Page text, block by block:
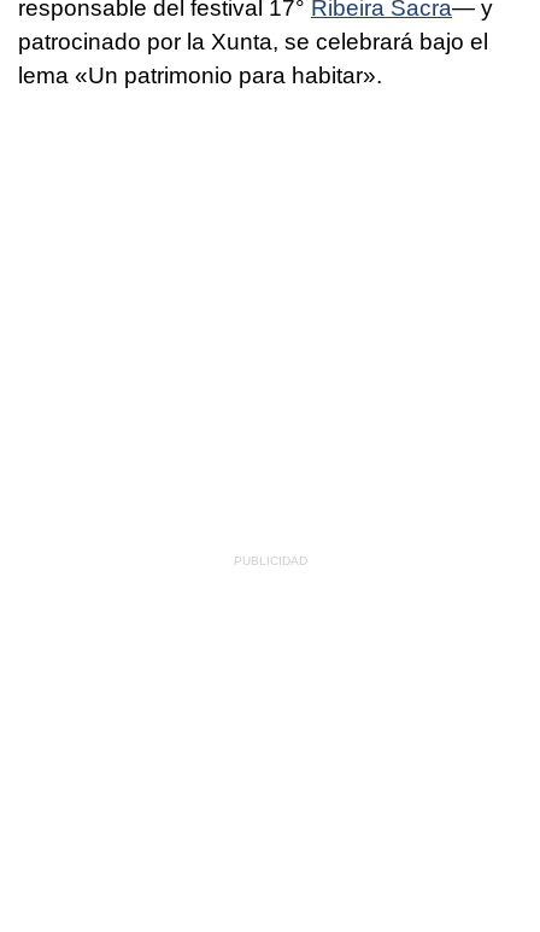
responsable del festival 17° Ribeira Sacra— y
patrocinado por la Xunta, se celebrará bajo el
lema «Un patrimonio para habitar».